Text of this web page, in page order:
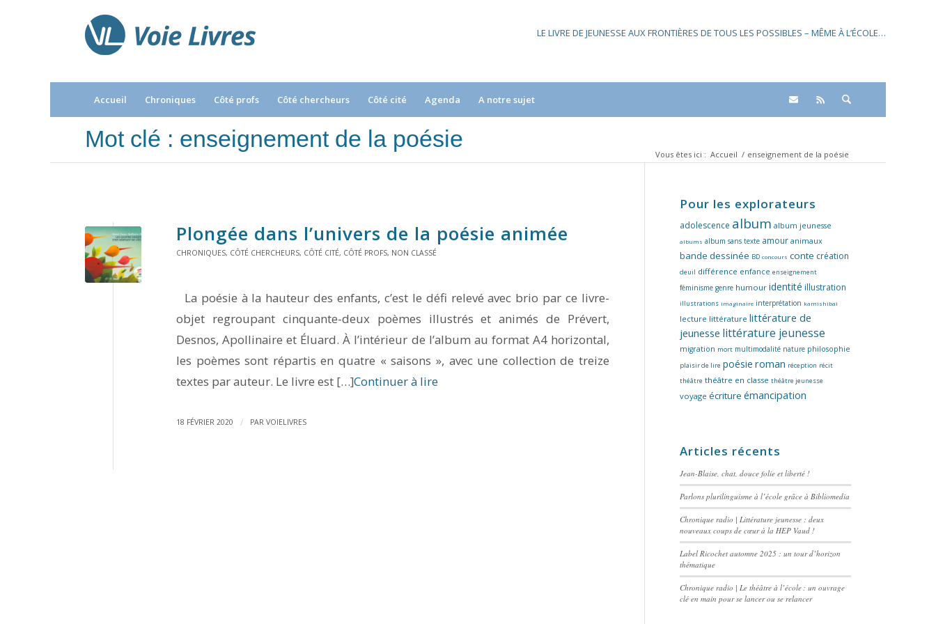
LE LIVRE DE JEUNESSE AUX FRONTIÈRES DE TOUS LES POSSIBLES – MÊME À L’ÉCOLE…
Accueil Chroniques Côté profs Côté chercheurs Côté cité Agenda A notre sujet
Mot clé : enseignement de la poésie
Vous êtes ici : Accueil / enseignement de la poésie
Plongée dans l’univers de la poésie animée
CHRONIQUES, CÔTÉ CHERCHEURS, CÔTÉ CITÉ, CÔTÉ PROFS, NON CLASSÉ
La poésie à la hauteur des enfants, c’est le défi relevé avec brio par ce livre-
objet regroupant cinquante-deux poèmes illustrés et animés de Prévert,
Desnos, Apollinaire et Éluard. À l’intérieur de l’album au format A4 horizontal,
les poèmes sont répartis en quatre « saisons », avec une collection de treize
textes par auteur. Le livre est […]Continuer à lire
18 FÉVRIER 2020 / PAR VOIELIVRES
Pour les explorateurs
adolescence album album jeunesse
albums album sans texte amour animaux
bande dessinée BD concours conte création
deuil différence enfance enseignement
féminisme genre humour identité illustration
illustrations imaginaire interprétation kamishibaï
lecture littérature littérature de
jeunesse littérature jeunesse
migration mort multimodalité nature philosophie
plaisir de lire poésie roman réception récit
théâtre théâtre en classe théâtre jeunesse
voyage écriture émancipation
Articles récents
Jean-Blaise, chat, douce folie et liberté !
Parlons plurilinguisme à l’école grâce à Bibliomedia
Chronique radio | Littérature jeunesse : deux
nouveaux coups de cœur à la HEP Vaud !
Label Ricochet automne 2025 : un tour d’horizon
thématique
Chronique radio | Le théâtre à l’école : un ouvrage
clé en main pour se lancer ou se relancer